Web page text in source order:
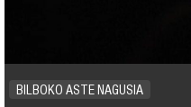
BILBOKO ASTE NAGUSIA